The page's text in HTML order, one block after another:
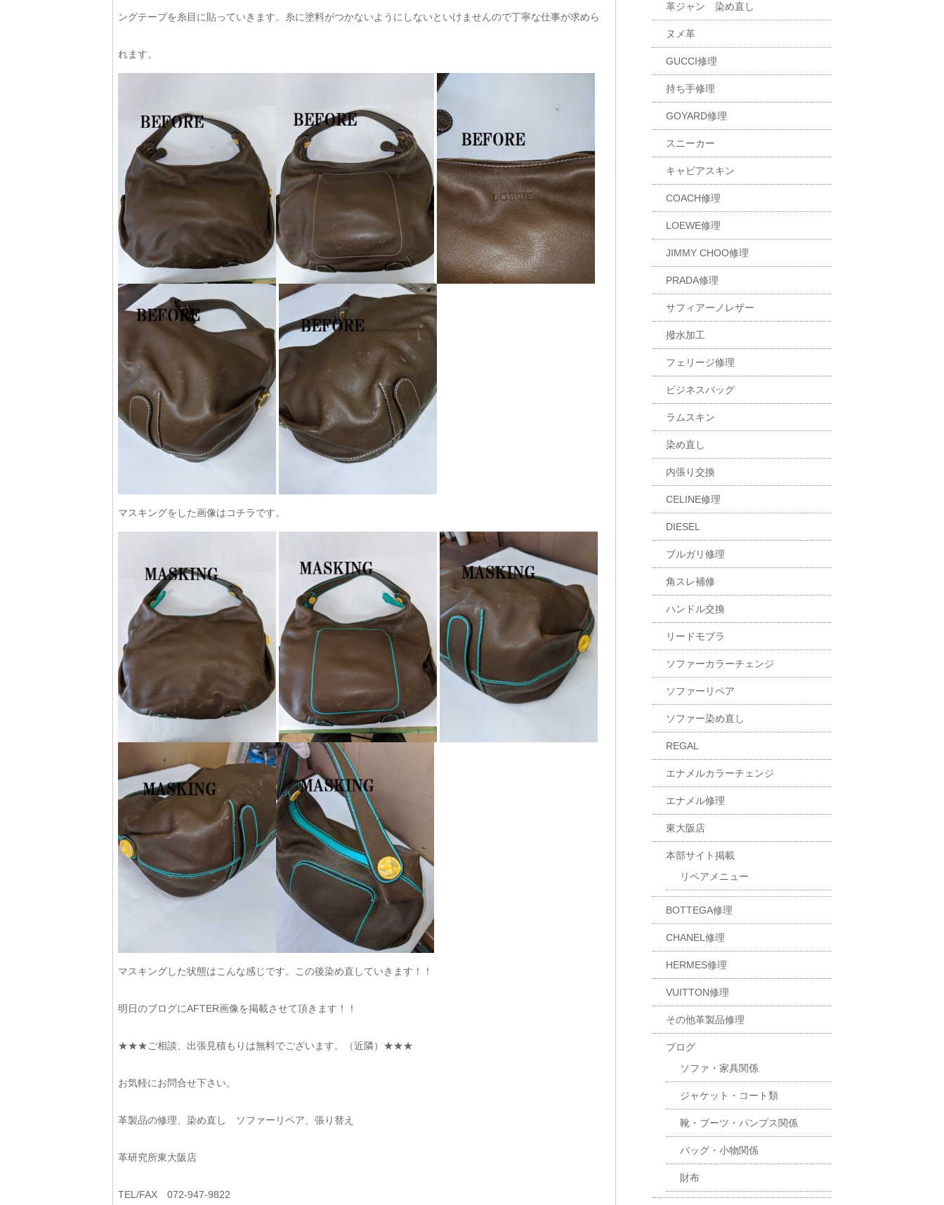
ングテープを糸目に貼っていきます。糸に塗料がつかないようにしないといけませんので丁寧な仕事が求めら
れます。
マスキングをした画像はコチラです。
マスキングした状態はこんな感じです。この後染め直していきます！！
明日のブログにAFTER画像を掲載させて頂きます！！
★★★ご相談、出張見積もりは無料でございます。（近隣）★★★
お気軽にお問合せ下さい。
革製品の修理、染め直し ソファーリペア、張り替え
革研究所東大阪店
TEL/FAX 072-947-9822
革ジャン 染め直し
ヌメ革
GUCCI修理
持ち手修理
GOYARD修理
スニーカー
キャビアスキン
COACH修理
LOEWE修理
JIMMY CHOO修理
PRADA修理
サフィアーノレザー
撥水加工
フェリージ修理
ビジネスバッグ
ラムスキン
染め直し
内張り交換
CELINE修理
DIESEL
ブルガリ修理
角スレ補修
ハンドル交換
リードモブラ
ソファーカラーチェンジ
ソファーリペア
ソファー染め直し
REGAL
エナメルカラーチェンジ
エナメル修理
東大阪店
本部サイト掲載
リペアメニュー
BOTTEGA修理
CHANEL修理
HERMES修理
VUITTON修理
その他革製品修理
ブログ
ソファ・家具関係
ジャケット・コート類
靴・ブーツ・パンプス関係
バッグ・小物関係
財布